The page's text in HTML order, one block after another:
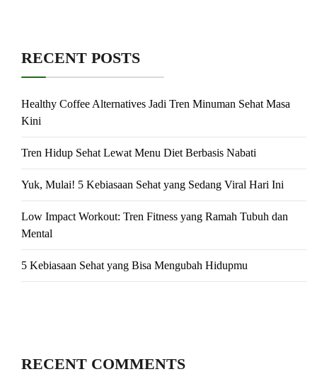
RECENT POSTS
Healthy Coffee Alternatives Jadi Tren Minuman Sehat Masa
Kini
Tren Hidup Sehat Lewat Menu Diet Berbasis Nabati
Yuk, Mulai! 5 Kebiasaan Sehat yang Sedang Viral Hari Ini
Low Impact Workout: Tren Fitness yang Ramah Tubuh dan
Mental
5 Kebiasaan Sehat yang Bisa Mengubah Hidupmu
RECENT COMMENTS